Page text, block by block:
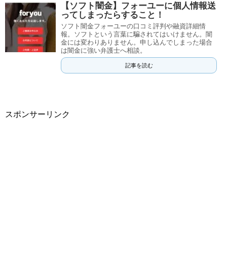
【ソフト闇金】フォーユーに個人情報送
ってしまったらすること！
ソフト闇金フォーユーの口コミ評判や融資詳細情
報。ソフトという言葉に騙されてはいけません。闇
金には変わりありません。申し込んでしまった場合
は闇金に強い弁護士へ相談。
記事を読む
スポンサーリンク